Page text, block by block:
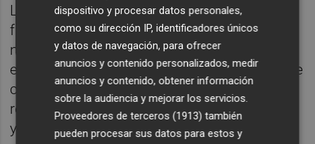
La competición se estructura en diferentes
fases —comarcal, provincial, autonómica y
nacional— y reúne cada año a miles de
estudiantes de toda España, consolidándose
como una de las actividades educativas de
referencia para fomentar el talento científico
y matemático entre los jóvenes.
dispositivo y procesar datos personales,
como su dirección IP, identificadores únicos
y datos de navegación, para ofrecer
anuncios y contenido personalizados, medir
anuncios y contenido, obtener información
sobre la audiencia y mejorar los servicios.
Proveedores de terceros (1913) también
pueden procesar sus datos para estos y